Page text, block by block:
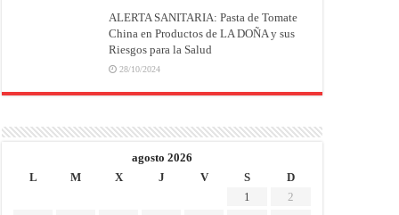
ALERTA SANITARIA: Pasta de Tomate
China en Productos de LA DOÑA y sus
Riesgos para la Salud
28/10/2024
agosto 2026
L
M X J V S
D
1
2